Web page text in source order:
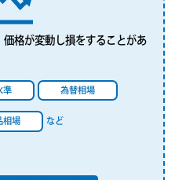
価格が変動し損をすることがあ
準 為替相場
相場 など